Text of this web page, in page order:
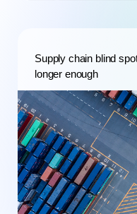
Supply chain blind
longer enough